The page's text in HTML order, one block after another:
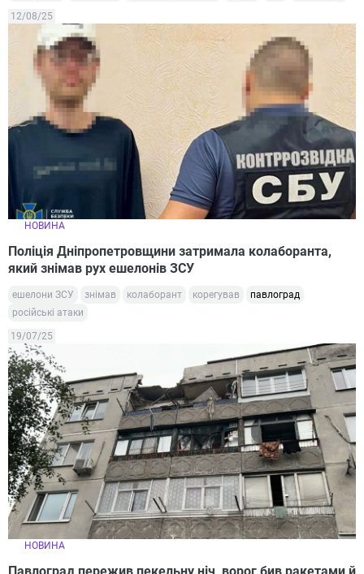
12/08/25
НОВИНА
Поліція Дніпропетровщини затримала колаборанта,
який знімав рух ешелонів ЗСУ
ешелони ЗСУ знімав колаборант корегував
павлоград
російські атаки
19/07/25
НОВИНА